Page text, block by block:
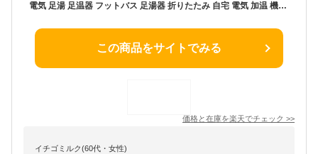
電気 足湯 足温器 フットバス 足湯器 折りたたみ 自宅 電気 加温 機能 足つぼバブルジェット付 バブルフットバス バケツ 折りたたみ 桶 足湯用 足浴器 フットバス器 足湯グッズ フットケア スパ 電気 冷え対策 【送料無料(北海道、沖縄、離島は適用外)】
この商品をサイトでみる
価格と在庫を楽天でチェック >>
イチゴミルク(60代・女性)